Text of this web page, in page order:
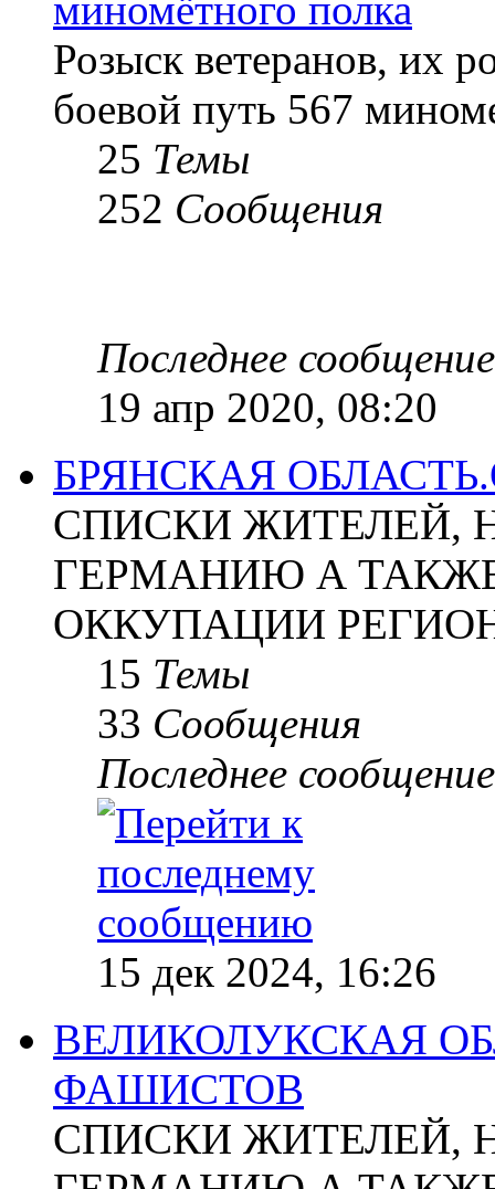
Розыск ветеранов, их
боевой путь 567
25 Темы
252 Сообщения
Последнее сообщение
19 апр 2020, 08:20
БРЯНСКАЯ
СПИСКИ ЖИТЕЛЕЙ,
ГЕРМАНИЮ А
ОККУПАЦИИ
15 Темы
33 Сообщения
Последнее сообщение
15 дек 2024, 16:26
ВЕЛИКОЛУКСКАЯ
ФАШИСТОВ
СПИСКИ ЖИТЕЛЕЙ,